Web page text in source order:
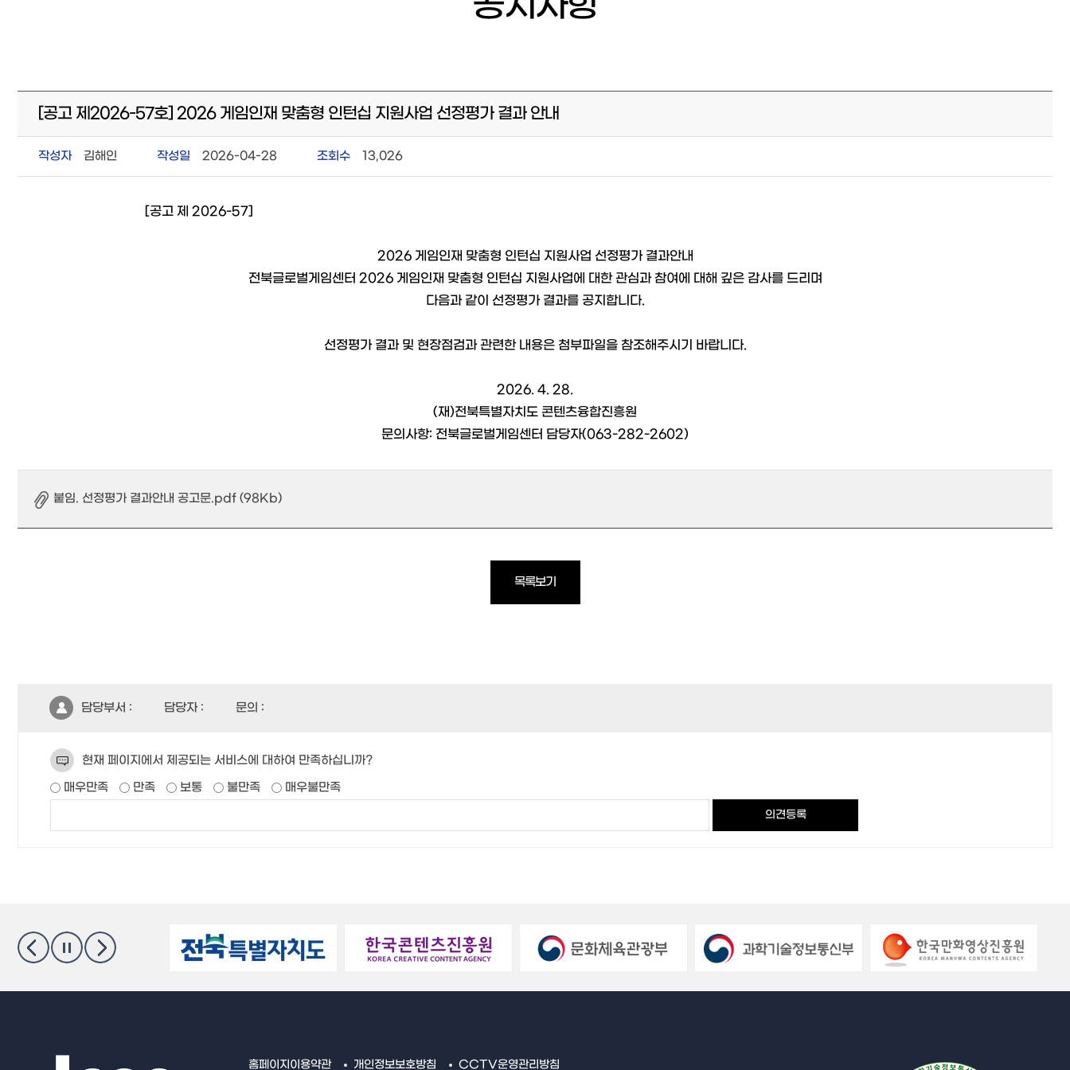
[공고 제2026-57호] 2026 게임인재 맞춤형 인턴십 지원사업 선정평가 결과 안내
작성자 김해인 작성일 2026-04-28 조회수 13,026
[공고 제 2026-57]
2026 게임인재 맞춤형 인턴십 지원사업 선정평가 결과안내
전북글로벌게임센터 2026 게임인재 맞춤형 인턴십 지원사업에 대한 관심과 참여에 대해 깊은 감사를 드리며
다음과 같이 선정평가 결과를 공지합니다.
선정평가 결과 및 현장점검과 관련한 내용은 첨부파일을 참조해주시기 바랍니다.
2026. 4. 28.
(재)전북특별자치도 콘텐츠융합진흥원
문의사항: 전북글로벌게임센터 담당자(063-282-2602)
붙임. 선정평가 결과안내 공고문.pdf (98Kb)
목록보기
담당부서 : 담당자 : 문의 :
현재 페이지에서 제공되는 서비스에 대하여 만족하십니까?
매우만족
만족 보통 불만족 매우불만족
홈페이지이용약관 개인정보보호방침 CCTV운영관리방침